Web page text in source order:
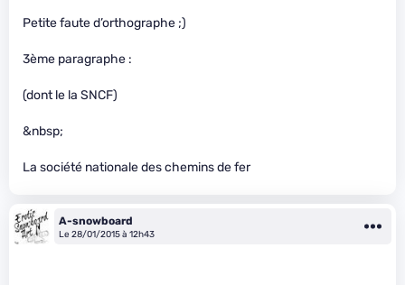
Petite faute d’orthographe ;)
3ème paragraphe :
(dont le la SNCF)
&nbsp;
La société nationale des chemins de fer
A-snowboard
Le 28/01/2015 à 12h43